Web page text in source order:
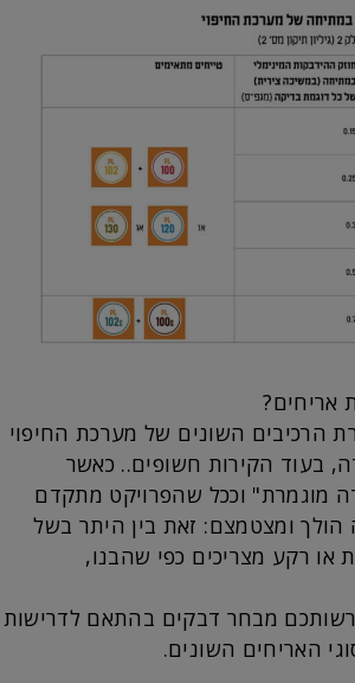
אריחים?
הרכיבים השונים של מערכת החיפוי
בעוד הקירות חשופים.. כאשר
מוגמרת" וככל שהפרויקט מתקדם
הולך ומצטמצם: זאת בין היתר בשל
רקע מצריכים כפי שהבנו,
מבחר דבקים בהתאם לדרישות
האריחים השונים.